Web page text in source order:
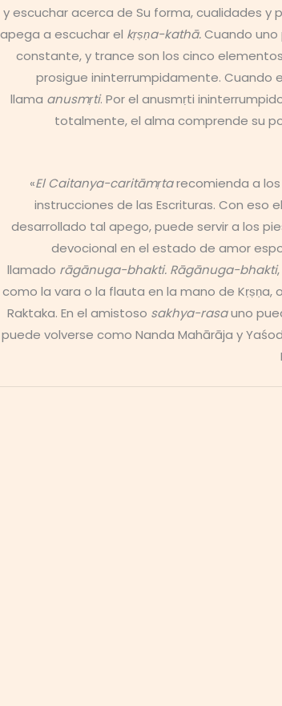
y escuchar acerca de Su forma, cualidades
apega a escuchar el kṛṣṇa-kathā.Cuando
constante, y trance son los cinco
prosigue ininterrumpidamente. Cuando
llama anusmṛti. Por el anusmṛti
totalmente, el alma comprende su
«El Caitanya-caritāmṛtarecomienda a
instrucciones de las Escrituras. Con eso
desarrollado tal apego, puede servir a los
devocional en el estado de amor
llamado rāgānuga-bhakti. Rāgānuga-bhakti
como la vara o la flauta en la mano de Kṛṣṇa,
Raktaka. En el amistoso sakhya-rasauno
puede volverse como Nanda Mahārāja y